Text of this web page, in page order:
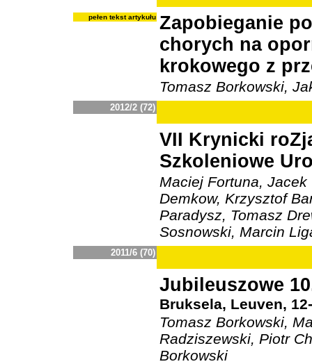
pełen tekst artykułu Zapobieganie
chorych na
krokowego z
Tomasz Borkowski,
2012/2 (72)
VII Krynicki
Szkoleniowe
Maciej Fortuna,
Demkow, Krzysztof
Paradysz, Tomasz
Sosnowski, Marcin
2011/6 (70)
Jubileuszowe
Bruksela, Leuven,
Tomasz Borkowski,
Radziszewski, Piotr
Borkowski